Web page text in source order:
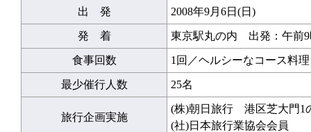
出 発 2008年9月6日(日)
発 着 東京駅丸の内 出発：午前9
食事回数 1回／ヘルシーなコース料理
最少催行人数 25名
旅行企画実施
(株)朝日旅行 港区芝大門1
(社)日本旅行業協会会員